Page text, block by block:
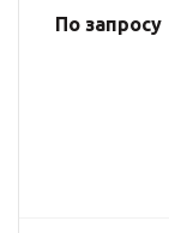
По запросу